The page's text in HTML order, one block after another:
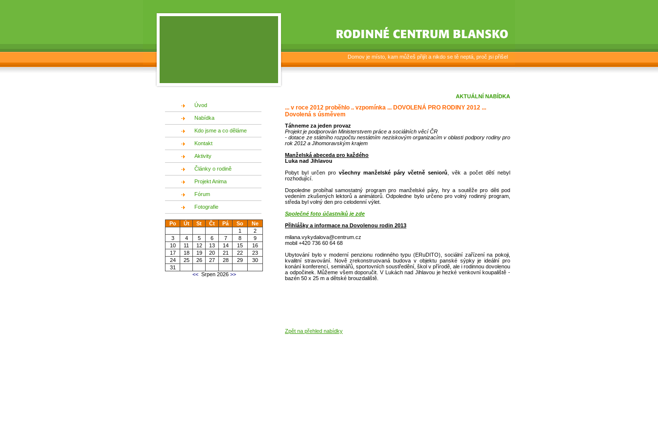
Domov je místo, kam můžeš přijít a nikdo se tě neptá, proč jsi přišel
Úvod
Nabídka
Kdo jsme a co děláme
Kontakt
Aktivity
Články o rodině
Projekt Anima
Fórum
Fotografie
Po Út St Čt Pá So
Ne
1
2
3
4 5 6 7 8
9
10
11 12 13 14 15
16
17
18 19 20 21 22
23
24
25 26 27 28 29
30
31
<<Srpen 2026>>
AKTUÁLNÍ NABÍDKA
... v roce 2012 proběhlo .. vzpomínka ... DOVOLENÁ PRO RODINY 2012 ...
Dovolená s úsměvem
Táhneme za jeden provaz
Projekt je podporován Ministerstvem práce a sociálních věcí ČR
- dotace ze státního rozpočtu nestátním neziskovým organizacím v oblasti podpory rodiny pro
rok 2012 a Jihomoravským krajem
Manželská abeceda pro každého
Luka nad Jihlavou
Pobyt byl určen pro všechny manželské páry včetně seniorů , věk a počet dětí nebyl
rozhodující.
Dopoledne probíhal samostatný program pro manželské páry, hry a soutěže pro děti pod
vedením zkušených lektorů a animátorů. Odpoledne bylo určeno pro volný rodinný program,
středa byl volný den pro celodenní výlet.
Společné foto účastníků je zde
Přihlášky a informace na Dovolenou rodin 2013
milana.vykydalova@centrum.cz
mobil +420 736 60 64 68
Ubytování bylo v moderní penzionu rodinného typu (ERuDITO), sociální zařízení na pokoji,
kvalitní stravování. Nově zrekonstruovaná budova v objektu panské sýpky je ideální pro
konání konferencí, seminářů, sportovních soustředění, škol v přírodě, ale i rodinnou dovolenou
a odpočinek. Můžeme všem doporučit. V Lukách nad Jihlavou je hezké venkovní koupaliště -
bazén 50 x 25 m a dětské brouzdaliště.
Zpět na přehled nabídky